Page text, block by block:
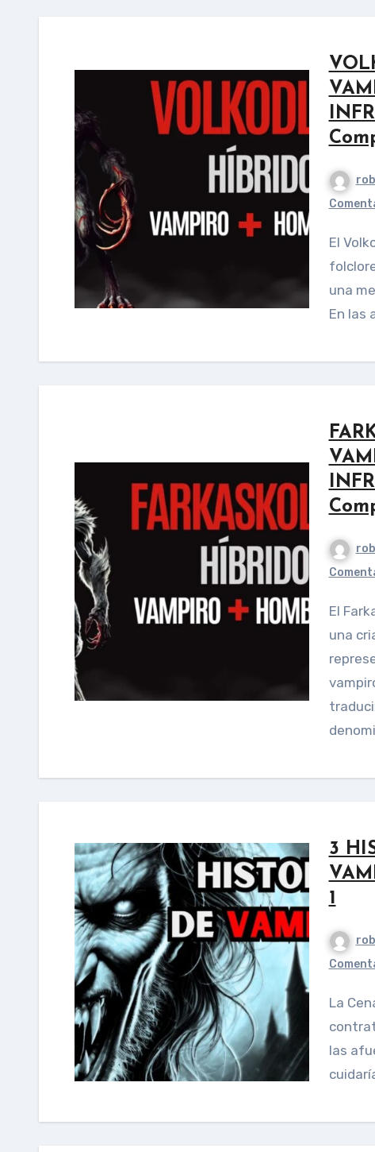
El Volkodlak es una figura legendaria presente en el
una
En las
El Farkaskoldus (pronunciado far-kash-kól-dush) es
una
3
1
La Cena Mónica, una estudiante universitaria, fue
las